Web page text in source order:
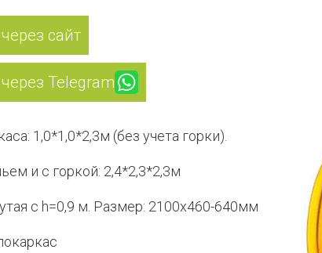
сайт
Telegram
1,0*1,0*2,3м (без учета горки).
и с горкой: 2,4*2,3*2,3м
с h=0,9 м. Размер: 2100х460-640мм